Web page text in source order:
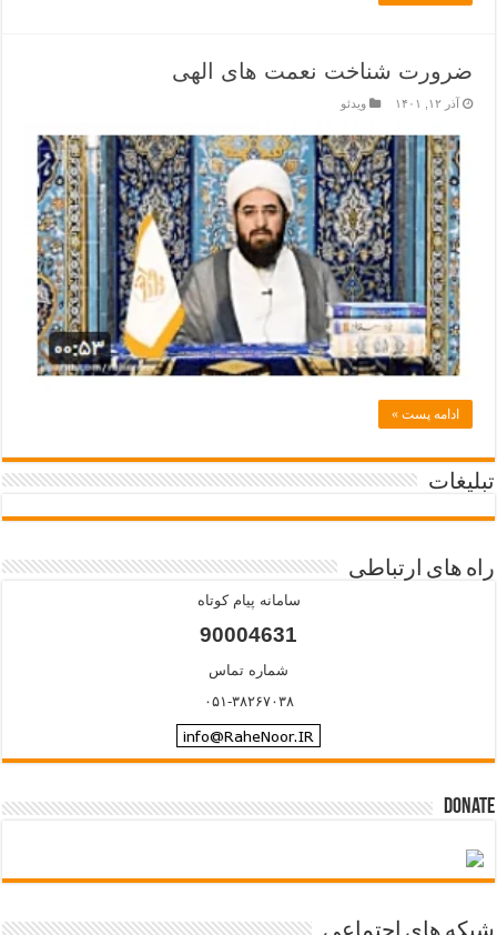
ضرورت شناخت نعمت های الهی
آذر ۱۲, ۱۴۰۱ ویدئو
ادامه پست »
تبلیغات
راه های ارتباطی
سامانه پیام کوتاه
90004631
شماره تماس
۰۵۱-۳۸۲۶۷۰۳۸
Donate